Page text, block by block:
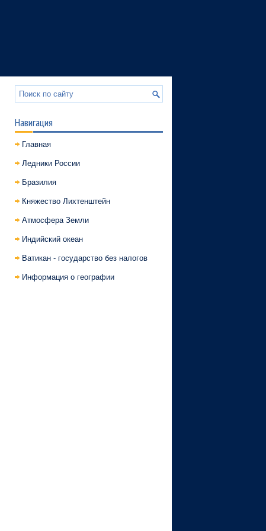
Навигация
Главная
Ледники России
Бразилия
Княжество Лихтенштейн
Атмосфера Земли
Индийский океан
Ватикан - государство без налогов
Информация о географии